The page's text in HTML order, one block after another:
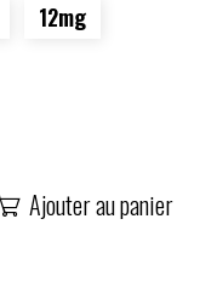
12mg
 Ajouter au panier